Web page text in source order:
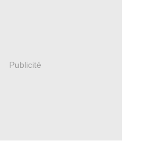
Publicité